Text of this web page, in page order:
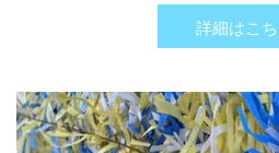
詳細はこ
ファーイーストマテリア